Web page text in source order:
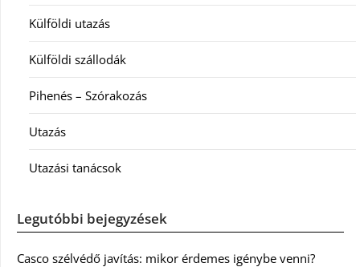
Külföldi utazás
Külföldi szállodák
Pihenés – Szórakozás
Utazás
Utazási tanácsok
Legutóbbi bejegyzések
Casco szélvédő javítás: mikor érdemes igénybe venni?